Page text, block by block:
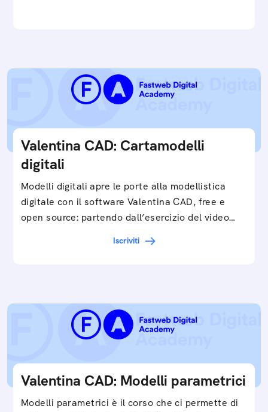
Valentina CAD: Cartamodelli
digitali
Modelli digitali apre le porte alla modellistica
digitale con il software Valentina CAD, free e
open source: partendo dall’esercizio del video…
Iscriviti
Valentina CAD: Modelli parametrici
Modelli parametrici è il corso che ci permette di